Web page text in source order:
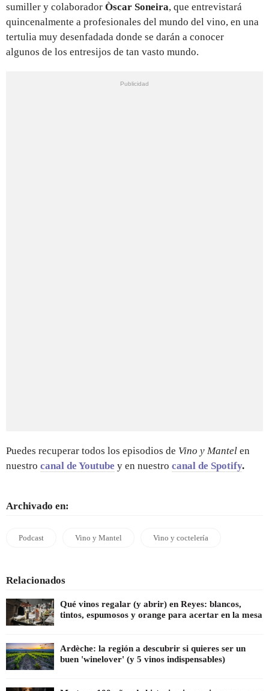
sumiller y colaborador Òscar Soneira, que entrevistará
quincenalmente a profesionales del mundo del vino, en una
tertulia muy desenfadada donde se darán a conocer
algunos de los entresijos de tan vasto mundo.
Puedes recuperar todos los episodios de Vino y Mantel en
nuestro canal de Youtube y en nuestro canal de Spotify.
Archivado en:
Podcast Vino y Mantel Vino y coctelería
Relacionados
Qué vinos regalar (y abrir) en Reyes: blancos,
tintos, espumosos y orange para acertar en la mesa
Ardèche: la región a descubrir si quieres ser un
buen 'winelover' (y 5 vinos indispensables)